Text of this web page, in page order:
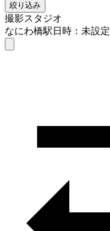
絞り込み
撮影スタジオ
なにわ橋駅日時：未設定